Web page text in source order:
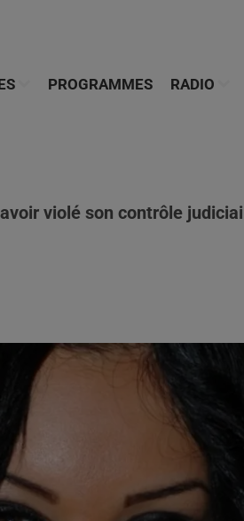
PROGRAMMES RADIO
violé son contrôle